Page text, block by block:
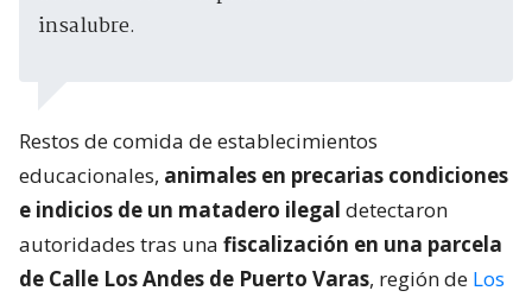
insalubre.
Restos de comida de establecimientos
educacionales, animales en precarias condiciones
e indicios de un matadero ilegal detectaron
autoridades tras una fiscalización en una parcela
de Calle Los Andes de Puerto Varas, región de Los